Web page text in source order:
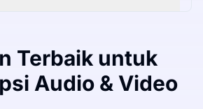
Terbaik untuk
Audio & Video